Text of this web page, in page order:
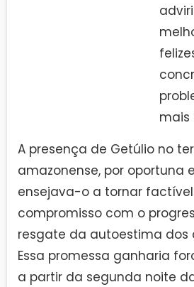
mais
A presença de Getúlio no
amazonense, por oportuna
ensejava-o a tornar
compromisso com o
resgate da autoestima dos
Essa promessa ganharia
a partir da segunda noite